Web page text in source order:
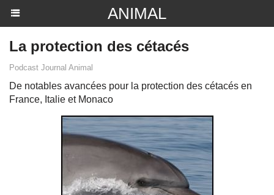
ANIMAL
La protection des cétacés
Podcast Journal Animal
De notables avancées pour la protection des cétacés en
France, Italie et Monaco